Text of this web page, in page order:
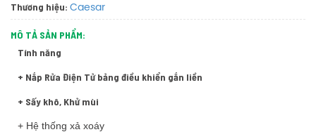
Thương hiệu: Caesar
MÔ TẢ SẢN PHẨM:
Tính năng
+ Nắp Rửa Điện Tử bảng điều khiển gắn liền
+ Sấy khô, Khử mùi
+ Hệ thống xả xoáy